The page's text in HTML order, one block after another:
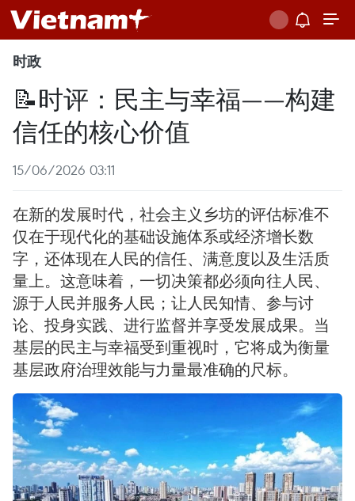
时政
📝时评：民主与幸福——构建
信任的核心价值
15/06/2026 03:11
在新的发展时代，社会主义乡坊的评估标准不
仅在于现代化的基础设施体系或经济增长数
字，还体现在人民的信任、满意度以及生活质
量上。这意味着，一切决策都必须向往人民、
源于人民并服务人民；让人民知情、参与讨
论、投身实践、进行监督并享受发展成果。当
基层的民主与幸福受到重视时，它将成为衡量
基层政府治理效能与力量最准确的尺标。